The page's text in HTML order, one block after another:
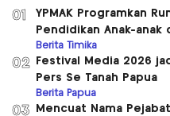
01
YPMAK Programkan
Pendidikan Anak-anak
Berita Timika
02
Festival Media 2026
Pers Se Tanah Papua
Berita Papua
03
Mencuat Nama